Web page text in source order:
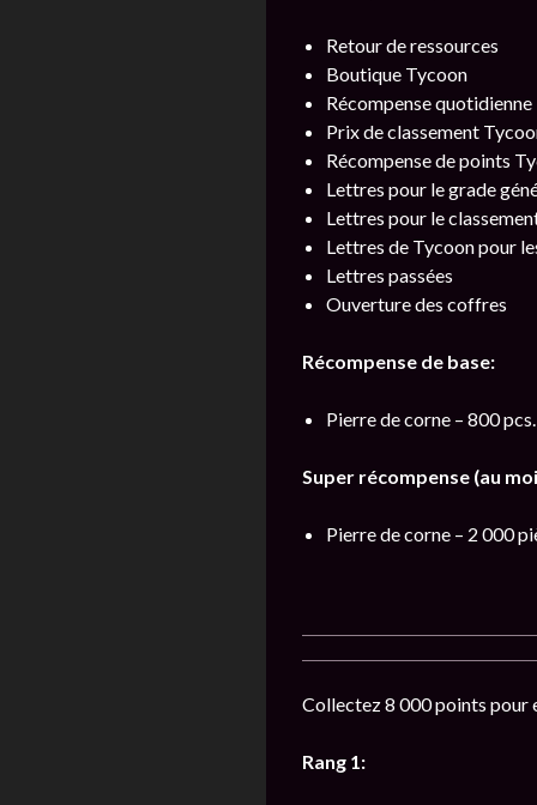
Retour de ressources
Boutique Tycoon
Récompense
Prix de classement
Récompense de points
Lettres pour le grade
Lettres pour le
Lettres de Tycoon pour
Lettres passées
Ouverture des coffres
Récompense de base:
Pierre de corne – 800 pcs.
Super récompense (au
Pierre de corne – 2 000
Collectez 8 000 points pour
Rang 1: